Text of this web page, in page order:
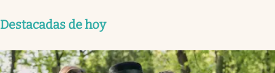
Destacadas de hoy